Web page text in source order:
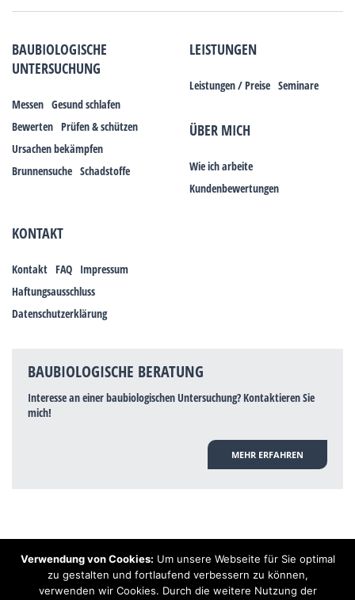
BAUBIOLOGISCHE
UNTERSUCHUNG
Messen Gesund schlafen
Bewerten Prüfen & schützen
Ursachen bekämpfen
Brunnensuche Schadstoffe
LEISTUNGEN
Leistungen / Preise Seminare
ÜBER MICH
Wie ich arbeite
Kundenbewertungen
KONTAKT
Kontakt FAQ Impressum
Haftungsausschluss
Datenschutzerklärung
BAUBIOLOGISCHE BERATUNG
Interesse an einer baubiologischen Untersuchung? Kontaktieren Sie
mich!
MEHR ERFAHREN
Hinweis: Trotz zahlreicher Studien, die einen Zusammenhang zwischen
Elektrosmog und gesundheitlichen Problemen aufzeigen, ist es von der
praktischen Schulmedizin bisher wissenschaftlich nicht anerkannt, dass
Verwendung von Cookies: Um unsere Webseite für Sie optimal
zu gestalten und fortlaufend verbessern zu können,
verwenden wir Cookies. Durch die weitere Nutzung der